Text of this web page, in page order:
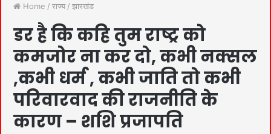
Home / राज्य / झारखंड
डर है कि कहि तुम राष्ट्र को
कमजोर ना कर दो, कभी नक्सल
,कभी धर्म , कभी जाति तो कभी
परिवारवाद की राजनीति के
कारण – शशि प्रजापति